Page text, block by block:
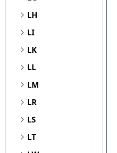
LH
LI
LK
LL
LM
LR
LS
LT